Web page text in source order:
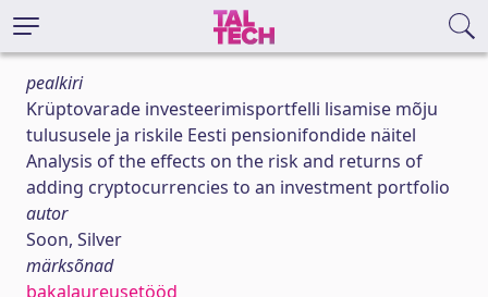
pealkiri
Krüptovarade investeerimisportfelli lisamise mõju
tulususele ja riskile Eesti pensionifondide näitel
Analysis of the effects on the risk and returns of
adding cryptocurrencies to an investment portfolio
autor
Soon, Silver
märksõnad
bakalaureusetööd